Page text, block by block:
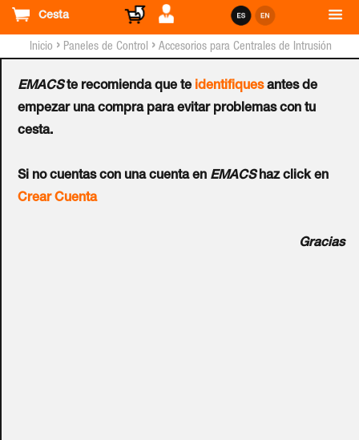
Cesta
EMACSte recomienda que te identifiquesantes de
empezar una compra para evitar problemas con tu
cesta.
Si no cuentas con una cuenta en EMACShaz click en
Crear Cuenta
Gracias
Inicio › Paneles de Control › Accesorios para Centrales de Intrusión
Caja PULSAR®
17/TRP40/PAR para
Centrales de Intrusión